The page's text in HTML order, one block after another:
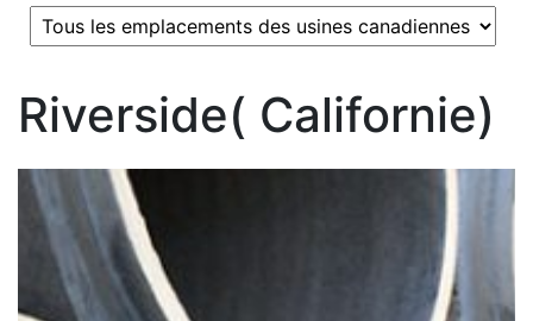
Riverside( Californie)